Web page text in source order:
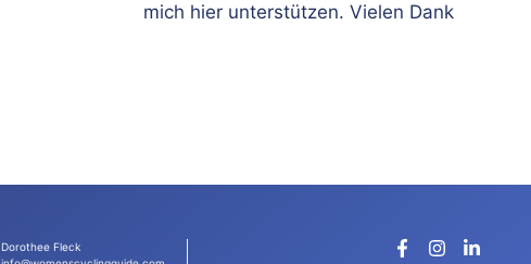
mich hier unterstützen. Vielen Dank
Dorothee Fleck